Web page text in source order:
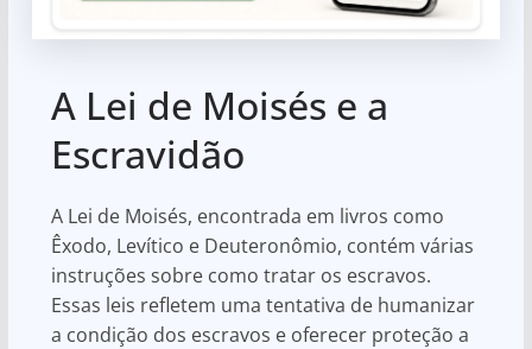
A Lei de Moisés e a
Escravidão
A Lei de Moisés, encontrada em livros como
Êxodo, Levítico e Deuteronômio, contém várias
instruções sobre como tratar os escravos.
Essas leis refletem uma tentativa de humanizar
a condição dos escravos e oferecer proteção a